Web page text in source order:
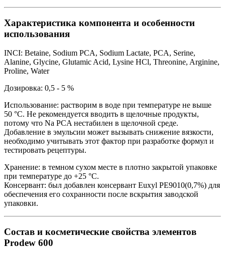
Характеристика компонента и особенности
использования
INCI: Betaine, Sodium PCA, Sodium Lactate, PCA, Serine,
Alanine, Glycine, Glutamic Acid, Lysine HCl, Threonine, Arginine,
Proline, Water
Дозировка: 0,5 - 5 %
Использование: растворим в воде при температуре не выше
50 °C. Не рекомендуется вводить в щелочные продукты,
потому что Na PCA нестабилен в щелочной среде.
Добавление в эмульсии может вызывать снижение вязкости,
необходимо учитывать этот фактор при разработке формул и
тестировать рецептуры.
Хранение: в темном сухом месте в плотно закрытой упаковке
при температуре до +25 °C.
Консервант: был добавлен консервант Euxyl PE9010(0,7%) для
обеспечения его сохранности после вскрытия заводской
упаковки.
Состав и косметические свойства элементов
Prodew 600